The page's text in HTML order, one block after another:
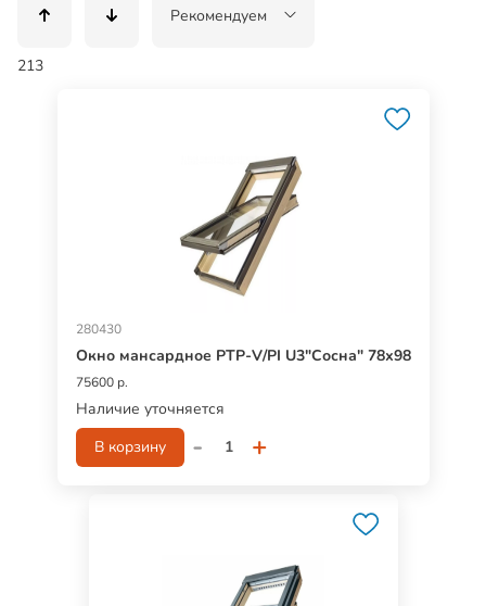
213
Рекомендуем
280430
Окно мансардное РТР-V/PI U3"Сосна" 78х98
75600 р.
Наличие уточняется
В корзину
- +